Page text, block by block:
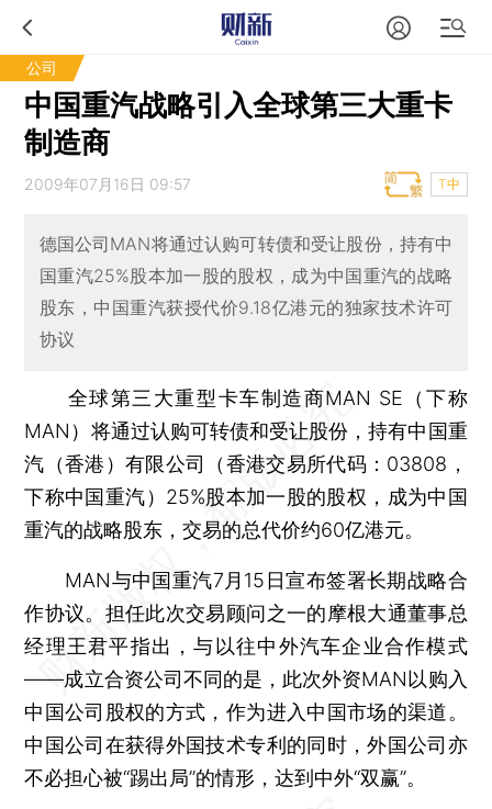
公司
中国重汽战略引入全球第三大重卡
制造商
2009年07月16日 09:57 T中
德国公司MAN将通过认购可转债和受让股份，持有中
国重汽25%股本加一股的股权，成为中国重汽的战略
股东，中国重汽获授代价9.18亿港元的独家技术许可
协议
全球第三大重型卡车制造商MAN SE（下称
MAN）将通过认购可转债和受让股份，持有中国重
汽（香港）有限公司（香港交易所代码：03808，
下称中国重汽）25%股本加一股的股权，成为中国
重汽的战略股东，交易的总代价约60亿港元。
MAN与中国重汽7月15日宣布签署长期战略合
作协议。担任此次交易顾问之一的摩根大通董事总
经理王君平指出，与以往中外汽车企业合作模式
——成立合资公司不同的是，此次外资MAN以购入
中国公司股权的方式，作为进入中国市场的渠道。
中国公司在获得外国技术专利的同时，外国公司亦
不必担心被“踢出局”的情形，达到中外“双赢”。